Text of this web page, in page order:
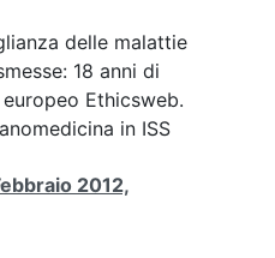
delle malattie
18 anni di
Ethicsweb.
in ISS
2012,